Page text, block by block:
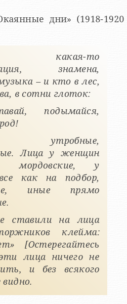
дни» (1918-1920
какая-то
знамена,
– и кто в лес,
в сотни глоток:
подымайся,
утробные,
Лица у женщин
мордовские, у
как на подбор,
иные прямо
ставили на лица
клейма:
[Остерегайтесь
лица ничего не
и без всякого